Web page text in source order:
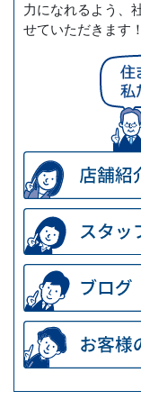
力になれるよう、
せていただきます